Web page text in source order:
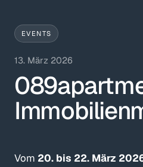
EVENTS
13. März 2026
Vom 20. bis 22. März